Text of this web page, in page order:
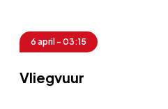
6 april - 03:15
Vliegvuur